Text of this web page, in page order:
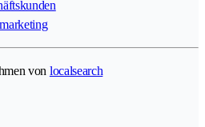
von localsearch